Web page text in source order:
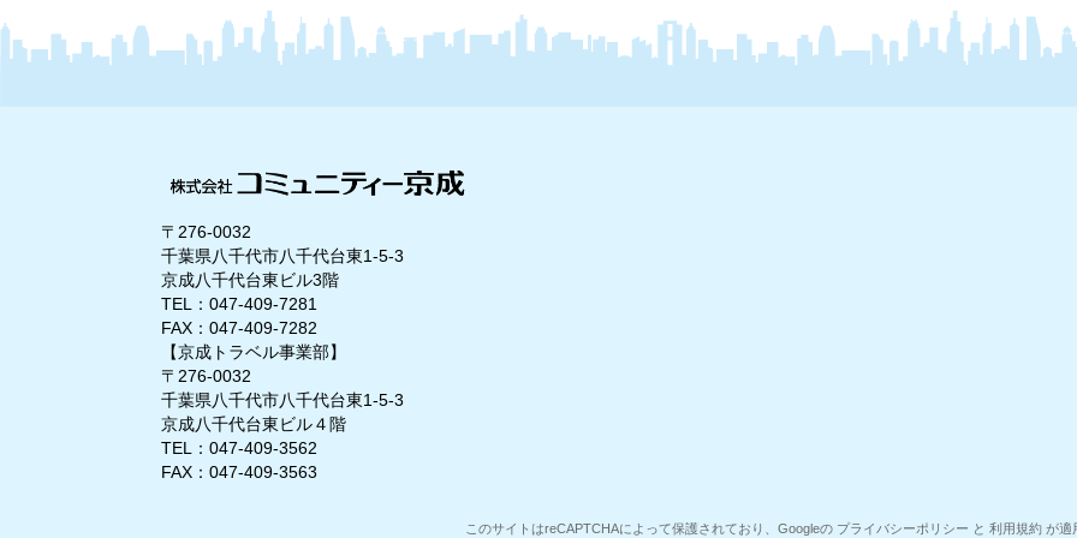
〒276-0032
千葉県八千代市八千代台東1-5-3
京成八千代台東ビル3階
TEL：047-409-7281
FAX：047-409-7282
【京成トラベル事業部】
〒276-0032
千葉県八千代市八千代台東1-5-3
京成八千代台東ビル４階
TEL：047-409-3562
FAX：047-409-3563
このサイトはreCAPTCHAによって保護されており、Googleの プライバシーポリシー と 利用規約が適